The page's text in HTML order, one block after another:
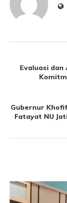
Evaluasi dan
Gubernur
Fatayat NU